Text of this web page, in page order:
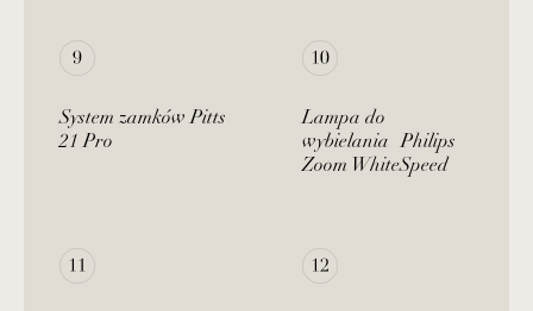
System zamków Pitts
21 Pro
Lampa do
wybielania Philips
Zoom WhiteSpeed